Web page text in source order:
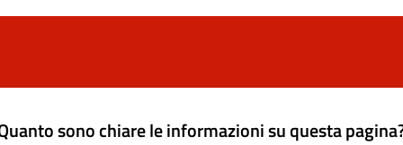
sono chiare le informazioni su questa